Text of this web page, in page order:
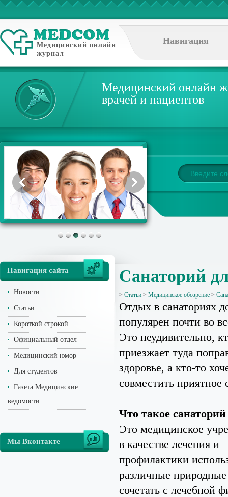
Медицинский онлайн
журнал
Навигация
Медицинский онлайн
врачей и пациентов
Навигация сайта
Новости
Статьи
Короткой строкой
Официальный отдел
Медицинский юмор
Для студентов
Газета Медицинские
ведомости
Мы Вконтакте
Санаторий
> Статьи > Медицинское обозрение >
Отдых в санаториях
популярен почти во
Это неудивительно,
приезжает туда
здоровье, а кто-то
совместить
Что такое санаторий
Это медицинское
в качестве лечения и
профилактики
различные природные
сочетать с лечебной